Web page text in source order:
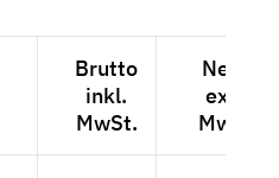
Brutto
inkl.
MwSt.
Netto
exkl.
MwSt.